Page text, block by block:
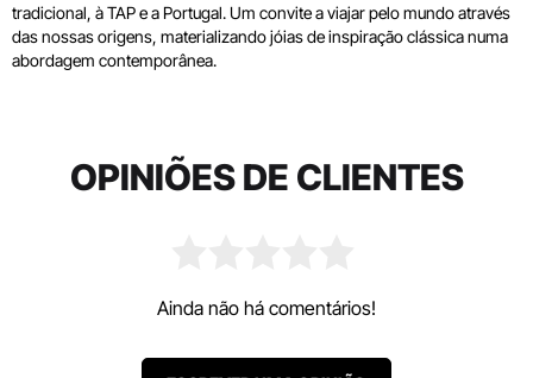
tradicional, à TAP e a Portugal. Um convite a viajar pelo mundo através
das nossas origens, materializando jóias de inspiração clássica numa
abordagem contemporânea.
OPINIÕES DE CLIENTES
Ainda não há comentários!